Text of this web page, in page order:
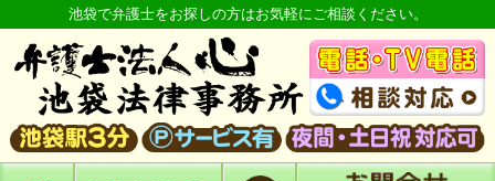
池袋で弁護士をお探しの方はお気軽にご相談ください。